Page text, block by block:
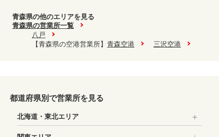
青森県の他のエリアを見る
青森県の営業所一覧
八戸
【青森県の空港営業所】 青森空港 三沢空港
都道府県別で営業所を見る
北海道・東北エリア